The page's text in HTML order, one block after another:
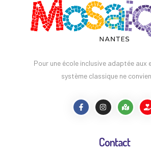
Pour une école inclusive adaptée aux
système classique ne
Contact